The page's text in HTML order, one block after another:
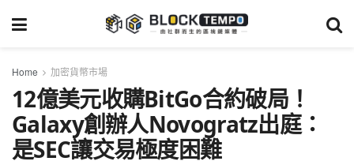
Home 加密貨幣市場
12億美元收購BitGo合約破局！
Galaxy創辦人Novogratz出庭：
是SEC讓交易極度困難